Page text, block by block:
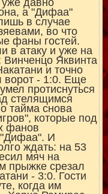
уже давно
а "Дифаа"
в случае
во что
фаны гостей.
в атаку и уже на
Винченцо Яквинта
и точно
ворот - 1:0. Еще
протиснуться
стелящимся
тайма снова
которые под
фанов
"Дифаа". И
ждать: на 53
мяч на
прыжке срезал
- 3:0. Гости
когда им